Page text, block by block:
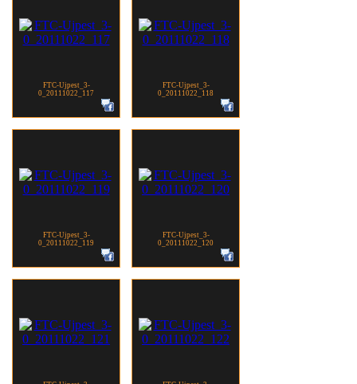
FTC-Ujpest_3-
0_20111022_117
FTC-Ujpest_3-
0_20111022_118
FTC-Ujpest_3-
0_20111022_119
FTC-Ujpest_3-
0_20111022_120